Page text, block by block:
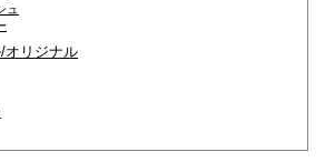
ュ
オリジナル